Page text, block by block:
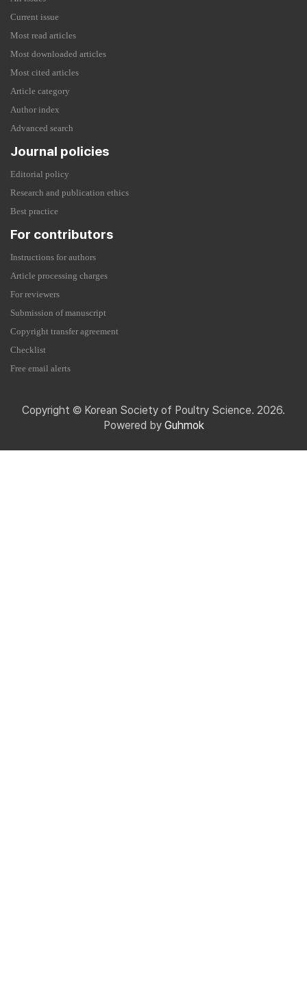
Current issue
Most read articles
Most downloaded articles
Most cited articles
Article category
Author index
Advanced search
Journal policies
Editorial policy
Research and publication ethics
Best practice
For contributors
Instructions for authors
Article processing charges
For reviewers
Submission of manuscript
Copyright transfer agreement
Checklist
Free email alerts
Copyright © Korean Society of Poultry Science. 2026.
Powered by Guhmok